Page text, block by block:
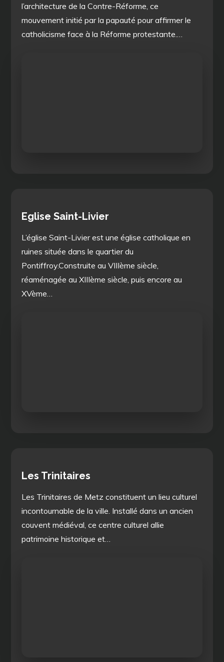
l’architecture de la Contre-Réforme, ce
mouvement initié par la papauté pour affirmer le
catholicisme face à la Réforme protestante.…
Eglise Saint-Livier
L’église Saint-Livier est une église catholique en
ruines située dans le quartier du
Pontiffroy.Construite au VIIIème siècle,
réaménagée au XIIIème siècle, puis encore au
XVème…
Les Trinitaires
Les Trinitaires de Metz constituent un lieu culturel
incontournable de la ville. Installé dans un ancien
couvent médiéval, ce centre culturel allie
patrimoine historique et…